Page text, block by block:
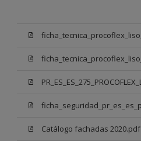
Catálogo fachadas 2020.pdf